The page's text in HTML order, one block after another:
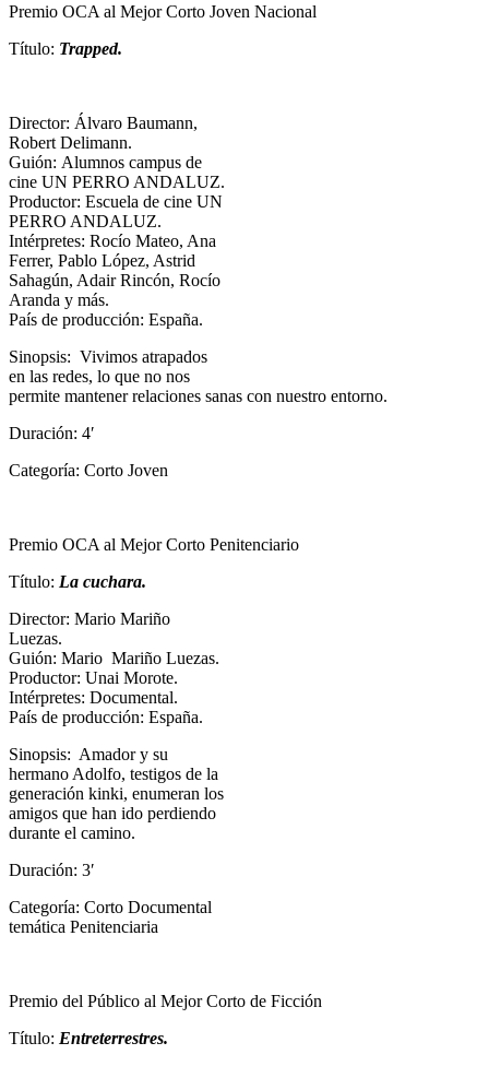
Premio OCA al Mejor Corto Joven Nacional
Título: Trapped.
Director: Álvaro Baumann,
Robert Delimann.
Guión: Alumnos campus de
cine UN PERRO ANDALUZ.
Productor: Escuela de cine UN
PERRO ANDALUZ.
Intérpretes: Rocío Mateo, Ana
Ferrer, Pablo López, Astrid
Sahagún, Adair Rincón, Rocío
Aranda y más.
País de producción: España.
Sinopsis: Vivimos atrapados
en las redes, lo que no nos
permite mantener relaciones sanas con nuestro entorno.
Duración: 4′
Categoría: Corto Joven
Premio OCA al Mejor Corto Penitenciario
Título: La cuchara.
Director: Mario Mariño
Luezas.
Guión: Mario Mariño Luezas.
Productor: Unai Morote.
Intérpretes: Documental.
País de producción: España.
Sinopsis: Amador y su
hermano Adolfo, testigos de la
generación kinki, enumeran los
amigos que han ido perdiendo
durante el camino.
Duración: 3′
Categoría: Corto Documental
temática Penitenciaria
Premio del Público al Mejor Corto de Ficción
Título: Entreterrestres.